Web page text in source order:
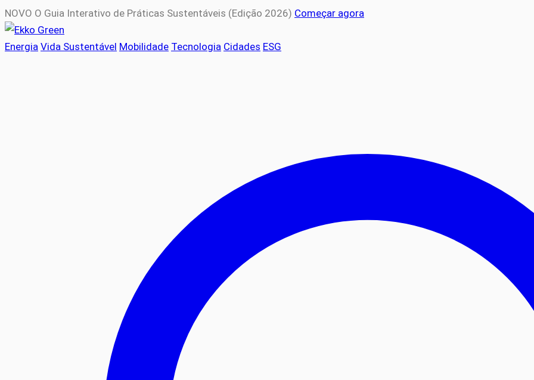
NOVO O Guia Interativo de Práticas Sustentáveis (Edição 2026) Começar agora
Energia Vida Sustentável Mobilidade Tecnologia Cidades ESG